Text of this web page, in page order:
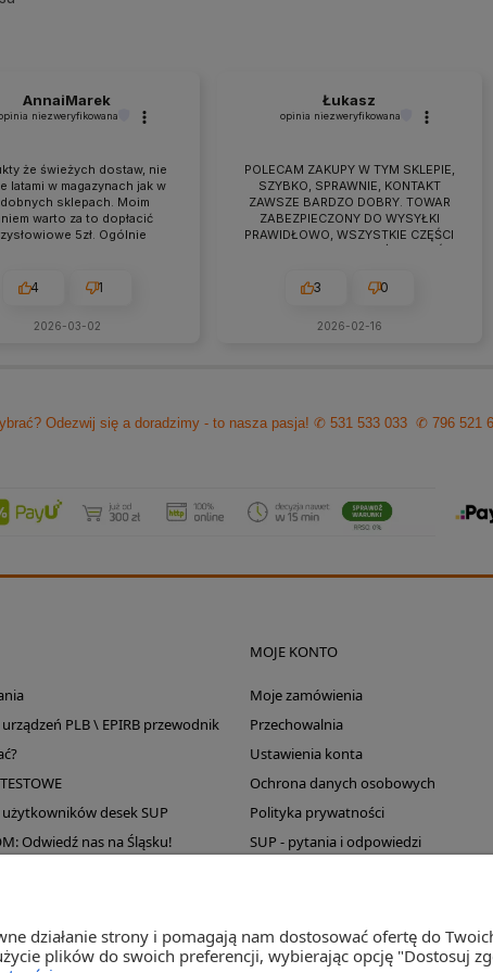
AnnaiMarek
niezweryfikowana
że świeżych dostaw, nie
latami w magazynach jak w
sklepach. Moim
warto za to dopłacić
5zł. Ogólnie
problemy zawsze można
na szybką pomoc czy
z czystym sumieniem!
4 1
2026-03-02
Łukasz
opinia niezweryfikowana
POLECAM ZAKUPY W TYM SKLEPIE,
SZYBKO, SPRAWNIE, KONTAKT
ZAWSZE BARDZO DOBRY. TOWAR
ZABEZPIECZONY DO WYSYŁKI
PRAWIDŁOWO, WSZYSTKIE CZĘŚCI
BYŁY W ZESTAWIE. jEŻELI KTOŚ
WARTO TUTAJ
3 0
2026-02-16
Odezwij się a doradzimy - to nasza pasja!✆ 531 533 033 ✆ 796 521
PLB \ EPIRB przewodnik
desek SUP
Odwiedź nas na Śląsku!
MOJE KONTO
Moje zamówienia
Przechowalnia
Ustawienia konta
Ochrona danych osobowych
Polityka prywatności
SUP - pytania i odpowiedzi
działanie strony i pomagają nam dostosować ofertę do
plików do swoich preferencji, wybierając opcję "Dostosuj